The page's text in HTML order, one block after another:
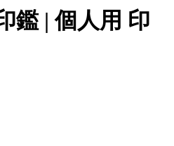
鑑 | 個人用 印